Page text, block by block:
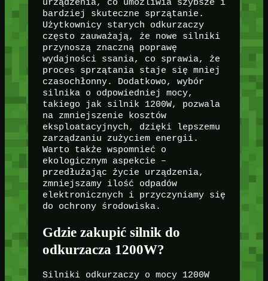
urządzenia, co umożliwia szybsze i
bardziej skuteczne sprzątanie.
Użytkownicy starych odkurzaczy
często zauważają, że nowe silniki
przynoszą znaczną poprawę
wydajności ssania, co sprawia, że
proces sprzątania staje się mniej
czasochłonny. Dodatkowo, wybór
silnika o odpowiedniej mocy,
takiego jak silnik 1200W, pozwala
na zmniejszenie kosztów
eksploatacyjnych, dzięki lepszemu
zarządzaniu zużyciem energii.
Warto także wspomnieć o
ekologicznym aspekcie –
przedłużając życie urządzenia,
zmniejszamy ilość odpadów
elektronicznych i przyczyniamy się
do ochrony środowiska.
Gdzie zakupić silnik do
odkurzacza 1200W?
Silniki odkurzaczy o mocy 1200W